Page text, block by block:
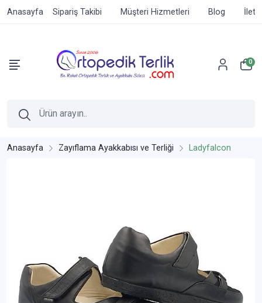
Anasayfa Sipariş Takibi Müşteri Hizmetleri Blog
0
Anasayfa Zayıflama Ayakkabısı ve Terliği Ladyfalcon